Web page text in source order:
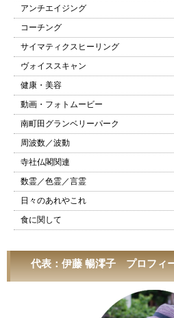
アンチエイジング
コーチング
サイマティクスヒーリング
ヴォイススキャン
健康・美容
動画・フォトムービー
南町田グランベリーパーク
周波数／波動
寺社仏閣関連
数霊／色霊／言霊
日々のあれやこれ
食に関して
代表：伊藤 暢澪子 プロフィ